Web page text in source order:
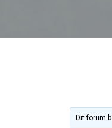
Dit forum